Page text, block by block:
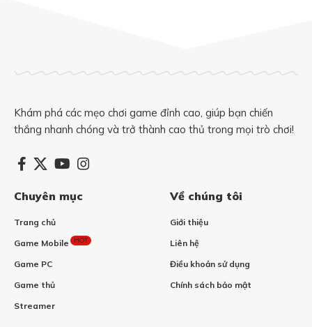
Khám phá các mẹo chơi game đỉnh cao, giúp bạn chiến
thắng nhanh chóng và trở thành cao thủ trong mọi trò chơi!
Chuyên mục
Trang chủ
Game Mobile HOT
Game PC
Game thủ
Streamer
Về chúng tôi
Giới thiệu
Liên hệ
Điều khoản sử dụng
Chính sách bảo mật